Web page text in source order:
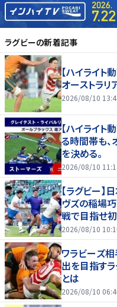
ラグビーの新着記事
【ハイライ
オーストラ
2026/08/10
【ハイライト
る時間帯も、
を決める。
2026/08/10
【ラグビー
ヴズの稲場
戦で目指せ
2026/08/10
ワラビーズ
出を目指す
とは
2026/08/10